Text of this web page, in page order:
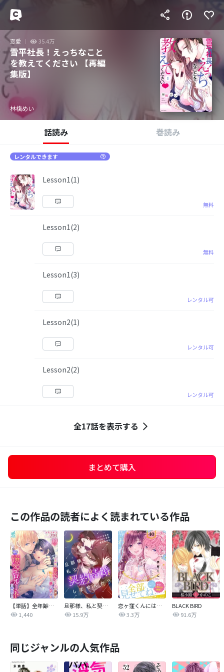
恋愛 35.4万
雪平社長！えっちなこと
を教えてください 【再編
集版】
林檎めい
話読み 巻読み
レンタルできます
Lesson1(1)
無料
Lesson1(2)
無料
Lesson1(3)
レンタル可
Lesson2(1)
レンタル可
Lesson2(2)
レンタル可
全17話を表示する
まとめて購入
この作品の読者によく読まれている作品
【単話】全年齢向け乙女ゲームの世界に転生した悪役令嬢は図らずも溺愛エロルートを解放する
1,440
旦那様、私と契約結婚しませんか？【タテヨミ】
15.9万
恋ヶ窪くんにはじめてを奪われました 分冊版
3.3万
BLACK BIRD
91.6万
同じジャンルの人気作品